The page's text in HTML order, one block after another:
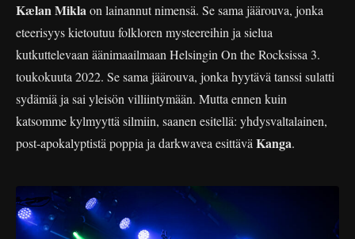
Kælan Miklaon lainannut nimensä. Se sama jäärouva, jonka
eteerisyys kietoutuu folkloren mysteereihin ja sielua
kutkuttelevaan äänimaailmaan Helsingin On the Rocksissa 3.
toukokuuta 2022. Se sama jäärouva, jonka hyytävä tanssi sulatti
sydämiä ja sai yleisön villiintymään. Mutta ennen kuin
katsomme kylmyyttä silmiin, saanen esitellä: yhdysvaltalainen,
post-apokalyptistä poppia ja darkwavea esittävä Kanga.